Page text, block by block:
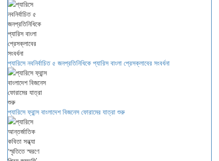
প্যারিসে নবনির্বাচিত ৫ জনপ্রতিনিধিকে প্যারিস বাংলা প্রেসক্লাবের সংবর্ধনা
প্যারিসে ফ্রান্স বাংলাদেশ বিজনেস ফোরামের যাত্রা শুরু